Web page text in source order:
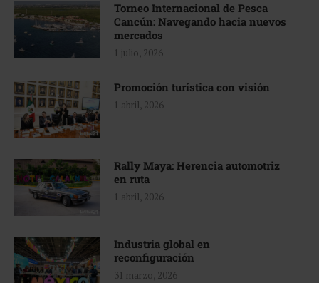
Torneo Internacional de Pesca
Cancún: Navegando hacia nuevos
mercados
1 julio, 2026
Promoción turística con visión
1 abril, 2026
Rally Maya: Herencia automotriz
en ruta
1 abril, 2026
Industria global en
reconfiguración
31 marzo, 2026